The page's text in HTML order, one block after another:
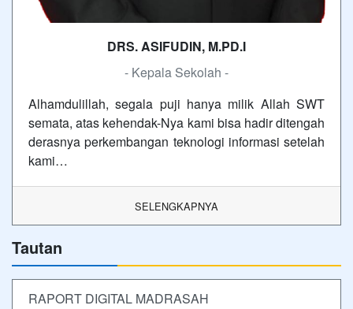
DRS. ASIFUDIN, M.PD.I
- Kepala Sekolah -
Alhamdulillah, segala puji hanya milik Allah SWT
semata, atas kehendak-Nya kami bisa hadir ditengah
derasnya perkembangan teknologi informasi setelah
kami…
SELENGKAPNYA
Tautan
RAPORT DIGITAL MADRASAH